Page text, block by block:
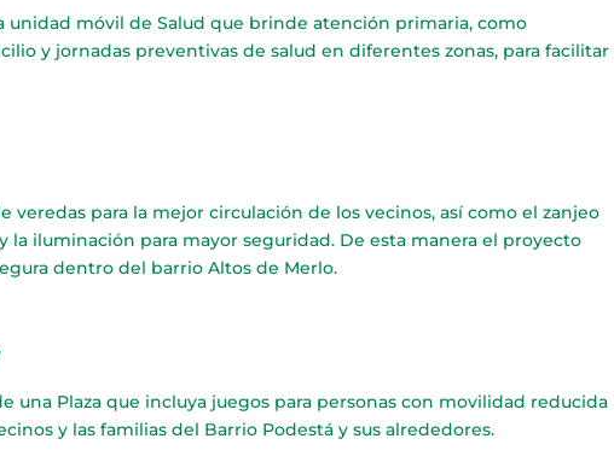
unidad móvil de Salud que brinde atención primaria, como
y jornadas preventivas de salud en diferentes zonas, para facilitar
para la mejor circulación de los vecinos, así como el zanjeo
la iluminación para mayor seguridad. De esta manera el proyecto
dentro del barrio Altos de Merlo.
una Plaza que incluya juegos para personas con movilidad reducida
y las familias del Barrio Podestá y sus alrededores.